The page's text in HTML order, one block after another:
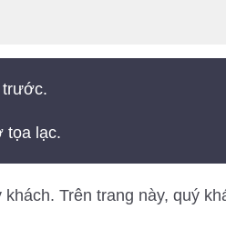
trước.
tọa lạc.
Trên trang này, quý